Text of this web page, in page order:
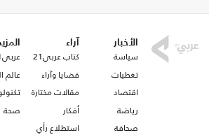
الأخبار
سياسة
تغطيات
اقتصاد
رياضة
صحافة
آراء
كتاب عربي21
قضايا وآراء
مقالات مختارة
أفكار
استطلاع رأي
عربي21 TV
عالم
صحة